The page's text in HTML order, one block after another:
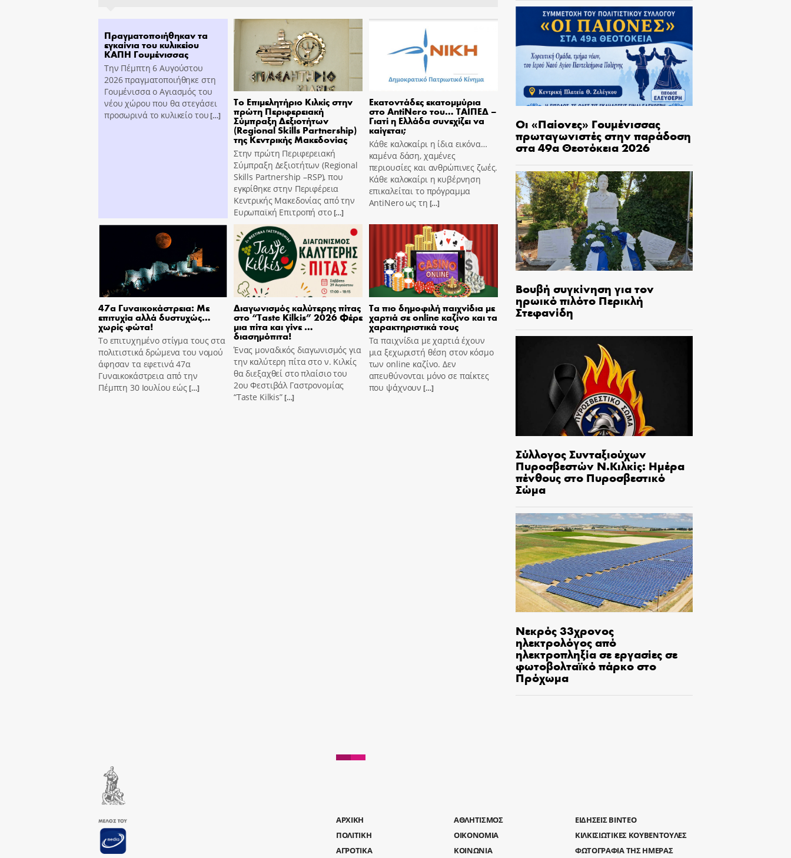
Πραγματοποιήθηκαν τα
εγκαίνια του κυλικείου
ΚΑΠΗ Γουμένισσας
Την Πέμπτη 6 Αυγούστου
2026 πραγματοποιήθηκε στη
Γουμένισσα ο Αγιασμός του
νέου χώρου που θα στεγάσει
προσωρινά το κυλικείο του[…]
Το Επιμελητήριο Κιλκίς στην
πρώτη Περιφερειακή
Σύμπραξη Δεξιοτήτων
(Regional Skills Partnership)
της Κεντρικής Μακεδονίας
Στην πρώτη Περιφερειακή
Σύμπραξη Δεξιοτήτων (Regional
Skills Partnership –RSP), που
εγκρίθηκε στην Περιφέρεια
Κεντρικής Μακεδονίας από την
Ευρωπαϊκή Επιτροπή στο[…]
Εκατοντάδες εκατομμύρια
στο AntiNero του… ΤΑΙΠΕΔ –
Γιατί η Ελλάδα συνεχίζει να
καίγεται;
Κάθε καλοκαίρι η ίδια εικόνα…
καμένα δάση, χαμένες
περιουσίες και ανθρώπινες ζωές.
Κάθε καλοκαίρι η κυβέρνηση
επικαλείται το πρόγραμμα
AntiNero ως τη […]
47α Γυναικοκάστρεια: Με
επιτυχία αλλά δυστυχώς…
χωρίς φώτα!
Το επιτυχημένο στίγμα τους στα
πολιτιστικά δρώμενα του νομού
άφησαν τα εφετινά 47α
Γυναικοκάστρεια από την
Πέμπτη 30 Ιουλίου εώς[…]
Διαγωνισμός καλύτερης πίτας
στο “Taste Kilkis” 2026 Φέρε
μια πίτα και γίνε …
διασημόπιτα!
Ένας μοναδικός διαγωνισμός για
την καλύτερη πίτα στο ν. Κιλκίς
θα διεξαχθεί στο πλαίσιο του
2ου Φεστιβάλ Γαστρονομίας
“Taste Kilkis”[…]
Τα πιο δημοφιλή παιχνίδια με
χαρτιά σε online καζίνο και τα
χαρακτηριστικά τους
Τα παιχνίδια με χαρτιά έχουν
μια ξεχωριστή θέση στον κόσμο
των online καζίνο. Δεν
απευθύνονται μόνο σε παίκτες
που ψάχνουν […]
Οι «Παίονες» Γουμένισσας
πρωταγωνιστές στην παράδοση
στα 49α Θεοτόκεια 2026
Βουβή συγκίνηση για τον
ηρωικό πιλότο Περικλή
Στεφανίδη
Σύλλογος Συνταξιούχων
Πυροσβεστών Ν.Κιλκίς: Ημέρα
πένθους στο Πυροσβεστικό
Σώμα
Νεκρός 33χρονος
ηλεκτρολόγος από
ηλεκτροπληξία σε εργασίες σε
φωτοβολταϊκό πάρκο στο
Πρόχωμα
AΡΧΙΚΗ
ΑΘΛΗΤΙΣΜΟΣ
ΠΟΛΙΤΙΚΗ
ΟΙΚΟΝΟΜΙΑ
ΑΓΡΟΤΙΚΑ
ΚΟΙΝΩΝΙΑ
ΕΙΔΗΣΕΙΣ ΒΙΝΤΕΟ
ΚΙΛΚΙΣΙΩΤΙΚΕΣ ΚΟΥΒΕΝΤΟΥΛΕΣ
ΦΩΤΟΓΡΑΦΙΑ ΤΗΣ ΗΜΕΡΑΣ